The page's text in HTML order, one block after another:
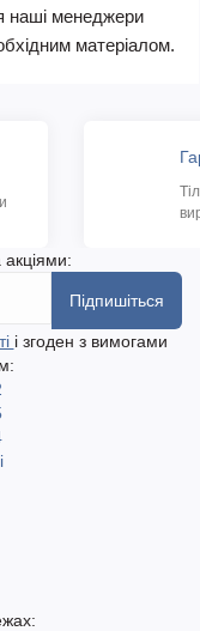
наші менеджери
матеріалом.
Підпишіться
і згоден з вимогами